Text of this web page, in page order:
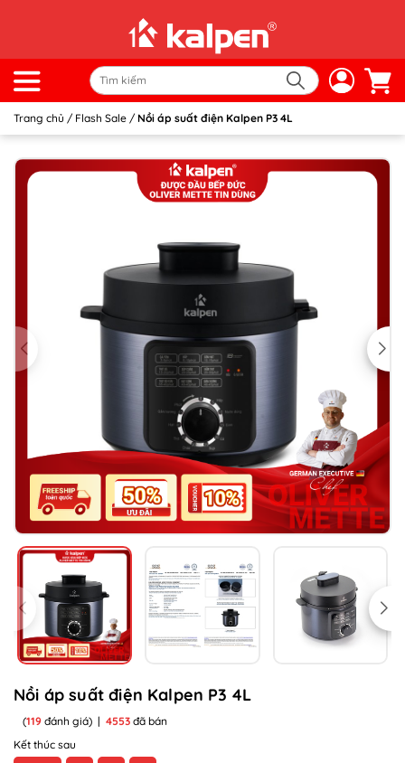
Trang chủ / Flash Sale / Nồi áp suất điện Kalpen P3 4L
Nồi áp suất điện Kalpen P3 4L
(119 đánh giá) | 4553 đã bán
Kết thúc sau